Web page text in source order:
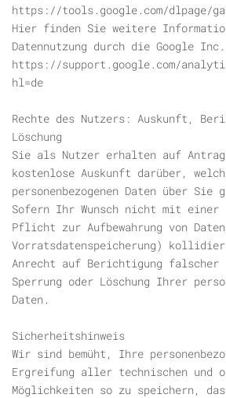
https://tools.google.com/dlpage/
Hier finden Sie weitere
Datennutzung durch die Google
https://support.google.com/
hl=de
Rechte des Nutzers: Auskunft,
Löschung
Sie als Nutzer erhalten auf
kostenlose Auskunft darüber,
personenbezogenen Daten über Sie
Sofern Ihr Wunsch nicht mit einer
Pflicht zur Aufbewahrung von
Vorratsdatenspeicherung)
Anrecht auf Berichtigung falscher
Sperrung oder Löschung Ihrer
Daten.
Sicherheitshinweis
Wir sind bemüht, Ihre
Ergreifung aller technischen und
Möglichkeiten so zu speichern,